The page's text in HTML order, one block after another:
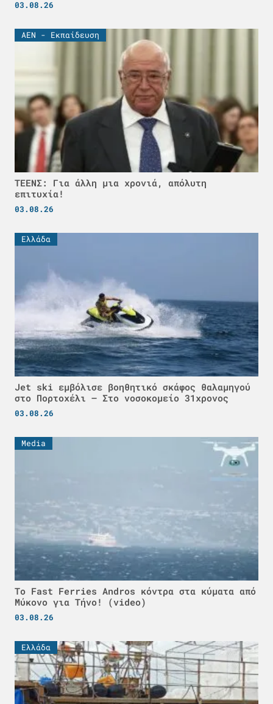
03.08.26
ΑΕΝ - Εκπαίδευση
ΤΕΕΝΣ: Για άλλη μια χρονιά, απόλυτη
επιτυχία!
03.08.26
Ελλάδα
Jet ski εμβόλισε βοηθητικό σκάφος θαλαμηγού
στο Πορτοχέλι – Στο νοσοκομείο 31χρονος
03.08.26
Media
Το Fast Ferries Andros κόντρα στα κύματα από
Μύκονο για Τήνο! (video)
03.08.26
Ελλάδα